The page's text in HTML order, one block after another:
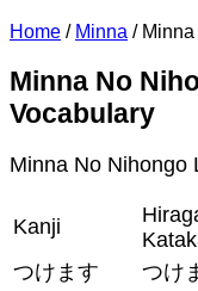
Home / Minna /
Minna No
Vocabulary
Minna No Nihongo
Kanji
つけます
つけ